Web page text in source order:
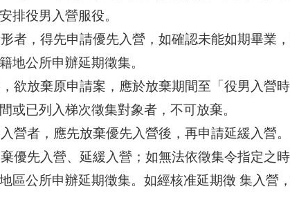
排役男入營服役。
者，得先申請優先入營，如確認未能如期畢業
地公所申辦延期徵集。
欲放棄原申請案，應於放棄期間至「役男入營
或已列入梯次徵集對象者，不可放棄。
營者，應先放棄優先入營後，再申請延緩入營。
優先入營、延緩入營；如無法依徵集令指定之
區公所申辦延期徵集。如經核准延期徵 集入營